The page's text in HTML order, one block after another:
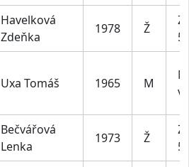
Havelková
Zdeňka
1978 Ž
Uxa Tomáš 1965 M
Bečvářová
Lenka
1973 Ž